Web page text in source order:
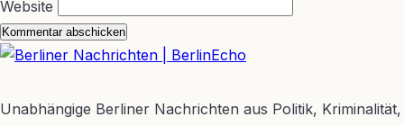
Website
Unabhängige Berliner Nachrichten aus Politik, Kriminalität,